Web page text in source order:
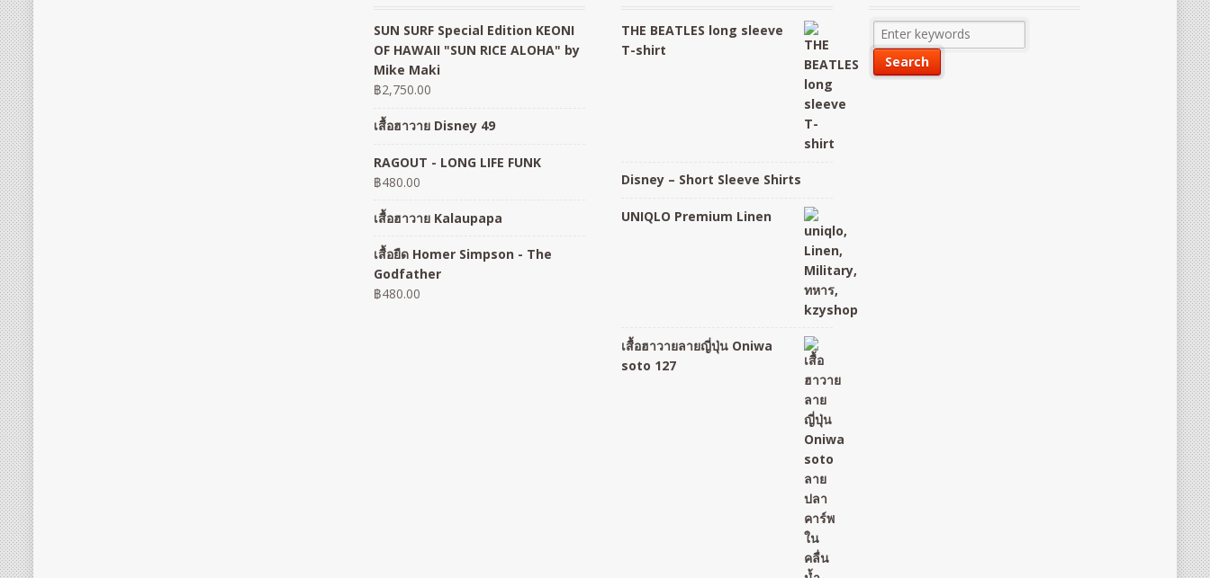
SUN SURF Special Edition KEONI
OF HAWAII "SUN RICE ALOHA" by
Mike Maki
฿2,750.00
เสื้อฮาวาย Disney 49
RAGOUT - LONG LIFE FUNK
฿480.00
เสื้อฮาวาย Kalaupapa
เสื้อยืด Homer Simpson - The
Godfather
฿480.00
THE BEATLES long sleeve
T-shirt
Disney – Short Sleeve Shirts
UNIQLO Premium Linen
เสื้อฮาวายลายญี่ปุ่น Oniwa
soto 127